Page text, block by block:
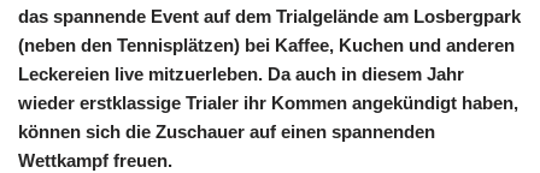
das spannende Event auf dem Trialgelände am Losbergpark
(neben den Tennisplätzen) bei Kaffee, Kuchen und anderen
Leckereien live mitzuerleben. Da auch in diesem Jahr
wieder erstklassige Trialer ihr Kommen angekündigt haben,
können sich die Zuschauer auf einen spannenden
Wettkampf freuen.